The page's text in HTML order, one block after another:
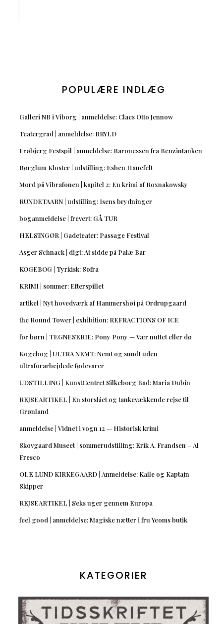
POPULÆRE INDLÆG
Galleri NB i Viborg | anmeldelse: Claes Otto Jennow
Teatergrad | anmeldelse: BRYLD
Frøbjerg Festspil | anmeldelse: Baronessen fra Benzintanken
Børglum Kloster | udstilling: Esben Hanefelt
Mord på Vibrafonen | kapitel 2: En krimi af Roxnakowsky
RUNDETAARN | udstilling: Isens brydninger
boganmeldelse | frevert: GÅ TUR
HELSINGØR | Gadeteater: Passage Festival
Asger Schnack | digt: At sidde på Palæ Bar
KOGEBOG | Tyrkisk: Sofra
KRIMI | sommer: Efterspillet
artikel | Nyt hovedværk af Hammershøi på Ordrupgaard
the Round Tower | exhibition: REFRACTIONS OF ICE
for børn | TEGNESERIE: Pony Pony — Vær nuttet eller dø
Kogebog | ULTRA NEMT: Nemt og sundt uden
ultraforarbejdede fødevarer
UDSTILLING | KunstCentret Silkeborg Bad: Maria Dubin
REJSEARTIKEL | En storslået og tankevækkende rejse til
Grønland
anmeldelse | Vidnet i vogn 12 — Historisk krimi
Skovgaard Museet | sommerudstilling: Erik A. Frandsen – Al
Fresco
OLE LUND KIRKEGAARD | Anmeldelse: Kalle og Kaptajn
Skipper
REJSEARTIKEL | Seks uger gennem Europa
feel good | anmeldelse: Magiske nætter i fru Yeoms butik
KATEGORIER